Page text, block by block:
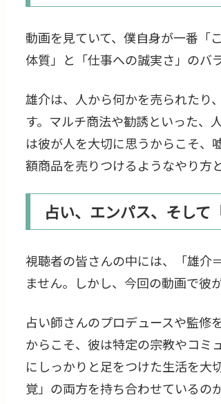
動画を見ていて、僕自身が一番「
体質」と「仕事への誠実さ」のバ
雄介は、人から何かを売られたり
す。マルチ商法や勧誘といった、
は彼が人を大切に思うからこそ、
額商品を売りつけるようなやり方
占い、エンパス、そして
視聴者の皆さんの中には、「雄介
ません。しかし、今回の動画で彼
占い師さんのプロデュースや監修
からこそ、彼は特定の宗教やコミ
にしっかりと足をつけた生活を大
覚」の両方を持ち合わせているの